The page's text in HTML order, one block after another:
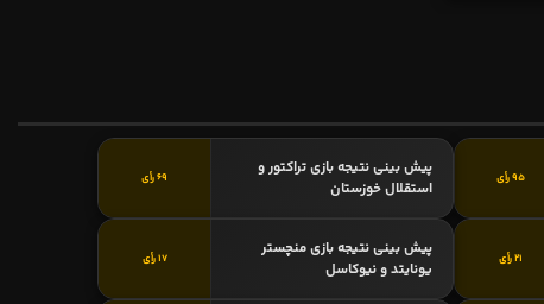
95 رأی
پیش بینی نتیجه بازی تراکتور و
استقلال خوزستان
69 رأی
21 رأی
پیش بینی نتیجه بازی منچستر
یونایتد و نیوکاسل
17 رأی